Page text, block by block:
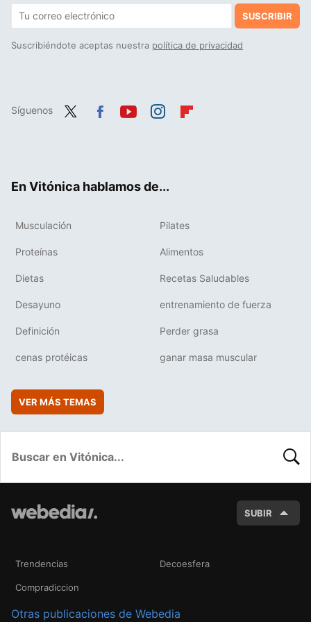
SUSCRIBIR
Suscribiéndote aceptas nuestra política de privacidad
Síguenos
En Vitónica hablamos de...
Musculación Pilates
Proteínas Alimentos
Dietas Recetas Saludables
Desayuno entrenamiento de fuerza
Definición Perder grasa
cenas protéicas ganar masa muscular
VER MÁS TEMAS
SUBIR
Trendencias Decoesfera
Compradiccion
Otras publicaciones de Webedia